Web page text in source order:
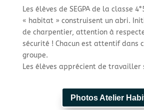
Les élèves de SEGPA de la classe
« habitat » construisent un abri.
de charpentier, attention à
sécurité ! Chacun est attentif dans
groupe.
Les élèves apprécient de travailler
Photos Atelier